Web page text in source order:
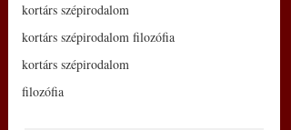
kortárs szépirodalom
kortárs szépirodalom filozófia
kortárs szépirodalom
filozófia